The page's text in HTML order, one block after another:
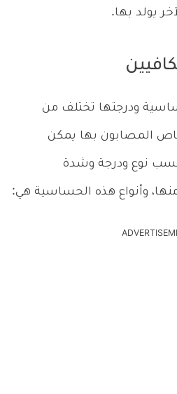
يولد بها.
ودرجتها تختلف من
المصابون بها يمكن
نوع ودرجة وشدة
وأنواع هذه الحساسية هي: